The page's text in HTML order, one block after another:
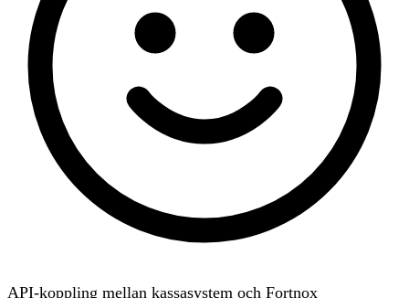
API-koppling mellan kassasystem och Fortnox